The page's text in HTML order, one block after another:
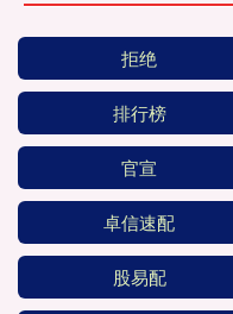
拒绝
排行榜
官宣
卓信速配
股易配